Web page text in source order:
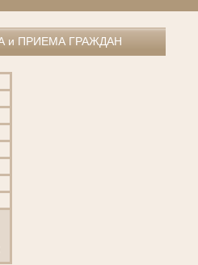
и ПРИЕМА ГРАЖДАН